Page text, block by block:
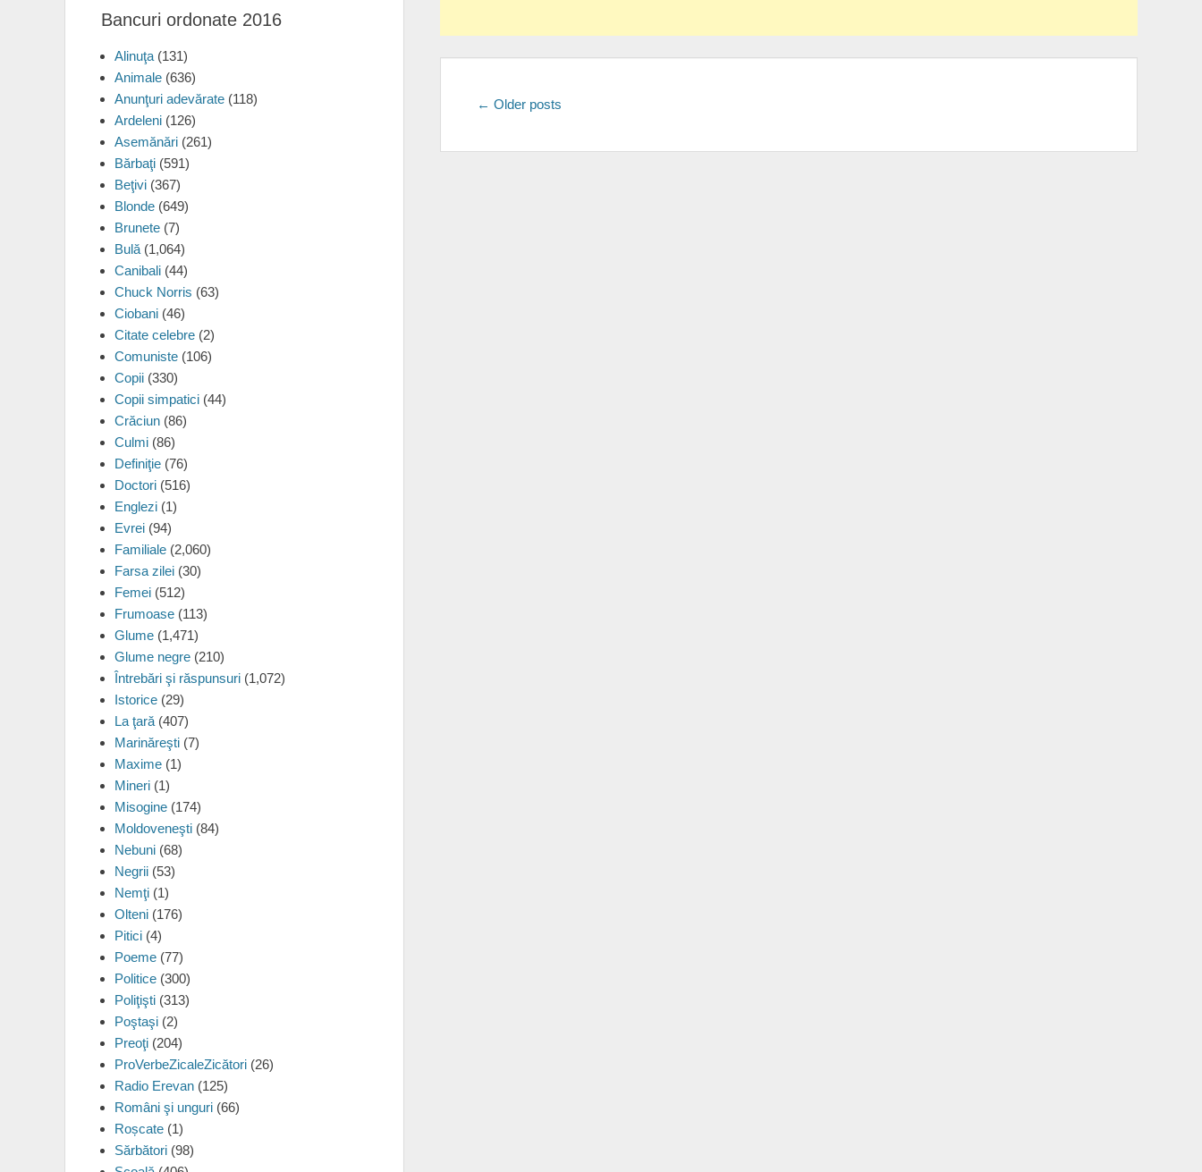
Post
← Older posts
Bancuri ordonate 2016
Alinuţa (131)
Animale (636)
Anunţuri adevărate (118)
Ardeleni (126)
Asemănări (261)
Bărbaţi (591)
Beţivi (367)
Blonde (649)
Brunete (7)
Bulă (1,064)
Canibali (44)
Chuck Norris (63)
Ciobani (46)
Citate celebre (2)
Comuniste (106)
Copii (330)
Copii simpatici (44)
Crăciun (86)
Culmi (86)
Definiţie (76)
Doctori (516)
Englezi (1)
Evrei (94)
Familiale (2,060)
Farsa zilei (30)
Femei (512)
Frumoase (113)
Glume (1,471)
Glume negre (210)
Întrebări şi răspunsuri (1,072)
Istorice (29)
La ţară (407)
Marinăreşti (7)
Maxime (1)
Mineri (1)
Misogine (174)
Moldoveneşti (84)
Nebuni (68)
Negrii (53)
Nemţi (1)
Olteni (176)
Pitici (4)
Poeme (77)
Politice (300)
Poliţişti (313)
Poştaşi (2)
Preoţi (204)
ProVerbeZicaleZicători (26)
Radio Erevan (125)
Români şi unguri (66)
Roșcate (1)
Sărbători (98)